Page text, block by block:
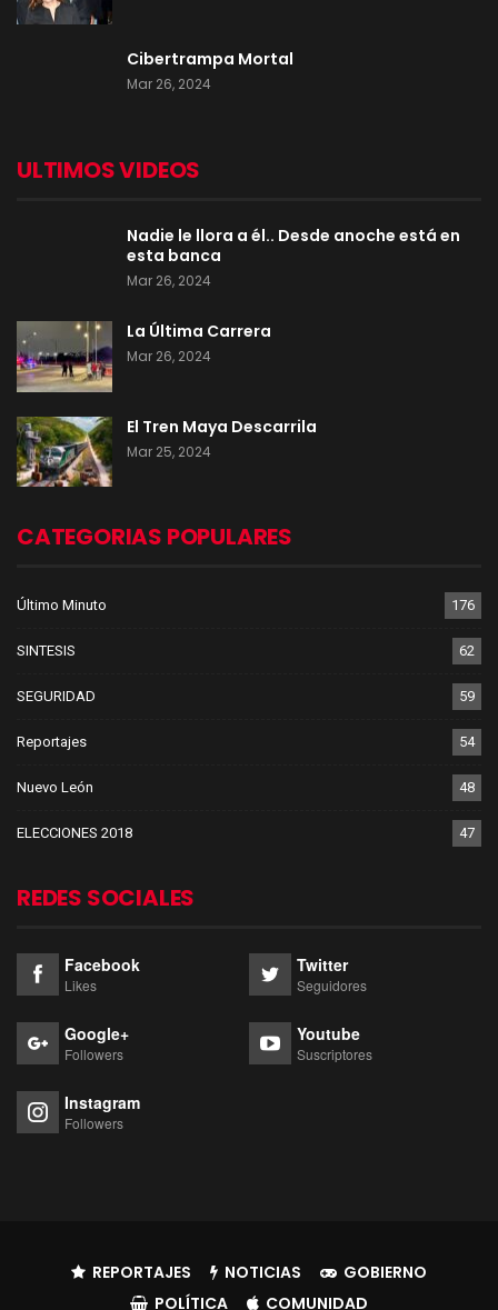
Cibertrampa Mortal
Mar 26, 2024
ULTIMOS VIDEOS
Nadie le llora a él.. Desde anoche está en
esta banca
Mar 26, 2024
La Última Carrera
Mar 26, 2024
El Tren Maya Descarrila
Mar 25, 2024
CATEGORIAS POPULARES
Último Minuto 176
SINTESIS 62
SEGURIDAD 59
Reportajes 54
Nuevo León 48
ELECCIONES 2018 47
REDES SOCIALES
Facebook
Likes
Twitter
Seguidores
Google+
Followers
Youtube
Suscriptores
Instagram
Followers
REPORTAJES NOTICIAS
GOBIERNO
POLÍTICA
COMUNIDAD